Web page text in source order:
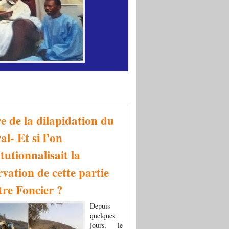
de la dilapidation du
Et si l’on
la
de cette partie
Foncier ?
Depuis
quelques
jours, le